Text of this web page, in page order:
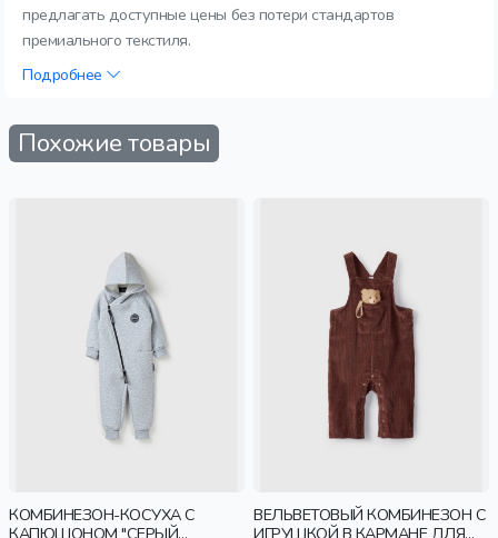
предлагать доступные цены без потери стандартов
премиального текстиля.
Подробнее
Похожие товары
КОМБИНЕЗОН-КОСУХА С
КАПЮШОНОМ "СЕРЫЙ
ВЕЛЬВЕТОВЫЙ КОМБИНЕЗОН С
ИГРУШКОЙ В КАРМАНЕ ДЛЯ